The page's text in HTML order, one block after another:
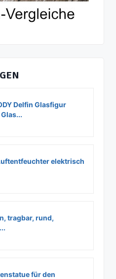
Delfin Glasfigur
elektrisch
tragbar, rund,
für den